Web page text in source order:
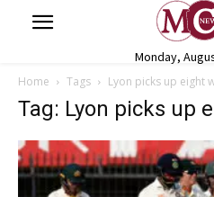
Monday,
Home Tags Lyon picks up eight
Tag: Lyon picks up